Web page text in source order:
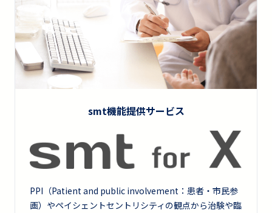
smt機能提供サービス
PPI（Patient and public involvement：患者・市民参
画）やペイシェントセントリシティの観点から治験や臨